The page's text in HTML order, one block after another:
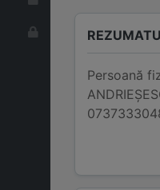
Persoană